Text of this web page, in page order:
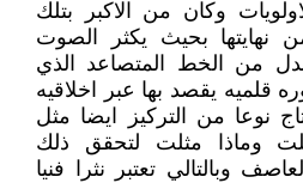
وكان من الاكبر بتلك
نهايتها بحيث يكثر الصوت
من الخط المتصاعد الذي
قلميه يقصد بها عبر اخلاقيه
نوعا من التركيز ايضا مثل
وماذا مثلت لتحقق ذلك
وبالتالي تعتبر نثرا فنيا